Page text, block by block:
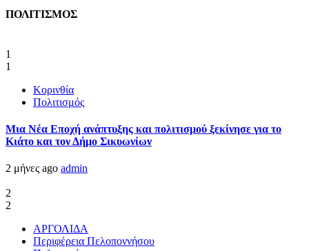
ΠΟΛΙΤΙΣΜΟΣ
1
1
Κορινθία
Πολιτισμός
Μια Νέα Εποχή ανάπτυξης και πολιτισμού ξεκίνησε για το
Κιάτο και τον Δήμο Σικυωνίων
2 μήνες ago admin
2
2
ΑΡΓΟΛΙΔΑ
Περιφέρεια Πελοποννήσου